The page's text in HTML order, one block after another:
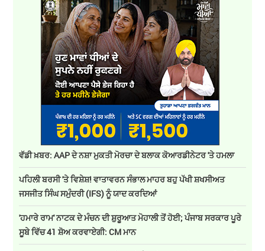
ਵੱਡੀ ਖ਼ਬਰ: AAP ਦੇ ਨਸ਼ਾ ਮੁਕਤੀ ਮੋਰਚਾ ਦੇ ਬਲਾਕ ਕੋਆਰਡੀਨੇਟਰ 'ਤੇ ਹਮਲਾ
ਪਹਿਲੀ ਬਰਸੀ 'ਤੇ ਵਿਸ਼ੇਸ਼! ਵਾਤਾਵਰਨ ਸੰਭਾਲ ਮਾਹਰ ਬਹੁ ਪੱਖੀ ਸ਼ਖਸੀਅਤ
ਜਸਜੀਤ ਸਿੰਘ ਸਮੁੰਦਰੀ (IFS) ਨੂੰ ਯਾਦ ਕਰਦਿਆਂ
'ਹਮਾਰੇ ਰਾਮ' ਨਾਟਕ ਦੇ ਮੰਚਨ ਦੀ ਸ਼ੁਰੂਆਤ ਮੋਹਾਲੀ ਤੋਂ ਹੋਈ; ਪੰਜਾਬ ਸਰਕਾਰ ਪੂਰੇ
ਸੂਬੇ ਵਿੱਚ 41 ਸ਼ੋਅ ਕਰਵਾਏਗੀ: CM ਮਾਨ